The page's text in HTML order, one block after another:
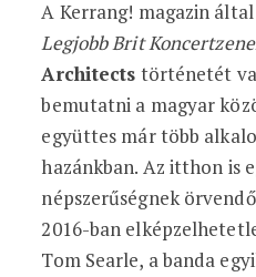
A Kerrang! magazin
Legjobb Brit
Architects történetét
bemutatni a magyar
együttes már több
hazánkban. Az itthon is
népszerűségnek
2016-ban
Tom Searle, a banda